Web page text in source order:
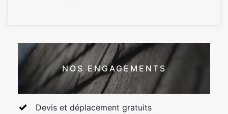
NOS ENGAGEMENTS
Devis et déplacement gratuits